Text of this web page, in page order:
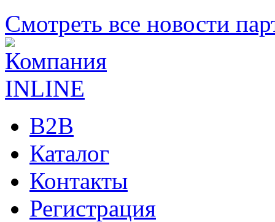
Смотреть все новости
B2B
Каталог
Контакты
Регистрация